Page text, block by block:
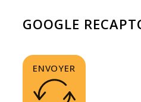
GOOGLE
ENVOYER